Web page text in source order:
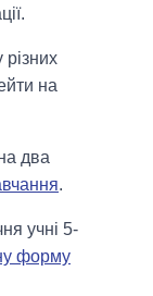
на
два
.
учні 5-
форму